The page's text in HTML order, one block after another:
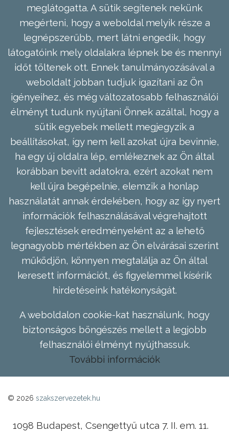
meglátogatta. A sütik segítenek nekünk
megérteni, hogy a weboldal melyik része a
legnépszerűbb, mert látni engedik, hogy
látogatóink mely oldalakra lépnek be és mennyi
időt töltenek ott. Ennek tanulmányozásával a
weboldalt jobban tudjuk igazítani az Ön
igényeihez, és még változatosabb felhasználói
élményt tudunk nyújtani Önnek azáltal, hogy a
sütik egyebek mellett megjegyzik a
beállításokat, így nem kell azokat újra bevinnie,
ha egy új oldalra lép, emlékeznek az Ön által
korábban bevitt adatokra, ezért azokat nem
kell újra begépelnie, elemzik a honlap
használatát annak érdekében, hogy az így nyert
információk felhasználásával végrehajtott
fejlesztések eredményeként az a lehető
legnagyobb mértékben az Ön elvárásai szerint
működjön, könnyen megtalálja az Ön által
keresett információt, és figyelemmel kísérik
hirdetéseink hatékonyságát.
A weboldalon cookie-kat használunk, hogy
biztonságos böngészés mellett a legjobb
felhasználói élményt nyújthassuk.
További információk
© 2026 szakszervezetek.hu
1098 Budapest, Csengettyű utca 7. II. em. 11.